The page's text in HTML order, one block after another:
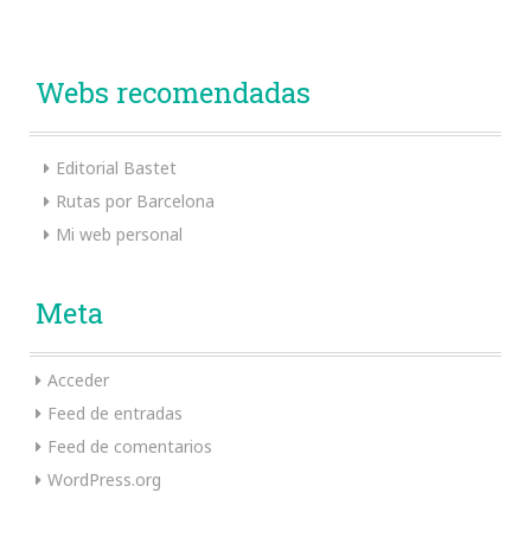
Webs recomendadas
Editorial Bastet
Rutas por Barcelona
Mi web personal
Meta
Acceder
Feed de entradas
Feed de comentarios
WordPress.org